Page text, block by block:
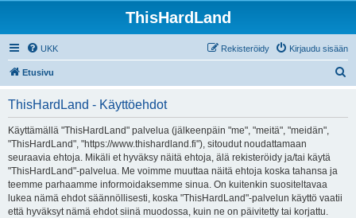
ThisHardLand
UKK Kirjaudu sisään
Rekisteröidy
Etusivu
ThisHardLand - Käyttöehdot
Käyttämällä "ThisHardLand" palvelua (jälkeenpäin "me", "meitä", "meidän",
"ThisHardLand", "https://www.thishardland.fi"), sitoudut noudattamaan
seuraavia ehtoja. Mikäli et hyväksy näitä ehtoja, älä rekisteröidy ja/tai käytä
"ThisHardLand"-palvelua. Me voimme muuttaa näitä ehtoja koska tahansa ja
teemme parhaamme informoidaksemme sinua. On kuitenkin suositeltavaa
lukea nämä ehdot säännöllisesti, koska "ThisHardLand"-palvelun käyttö vaatii
että hyväksyt nämä ehdot siinä muodossa, kuin ne on päivitetty tai korjattu.